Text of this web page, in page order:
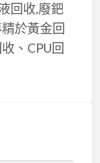
回收,廢鈀
於黃金回
、CPU回